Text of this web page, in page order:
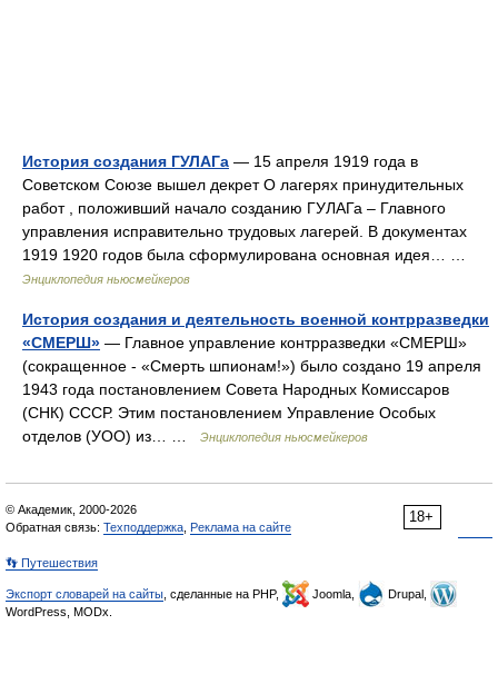
История создания ГУЛАГа — 15 апреля 1919 года в
Советском Союзе вышел декрет О лагерях принудительных
работ , положивший начало созданию ГУЛАГа – Главного
управления исправительно трудовых лагерей. В документах
1919 1920 годов была сформулирована основная идея… …
Энциклопедия ньюсмейкеров
История создания и деятельность военной контрразведки
«СМЕРШ» — Главное управление контрразведки «СМЕРШ»
(сокращенное ‑ «Смерть шпионам!») было создано 19 апреля
1943 года постановлением Совета Народных Комиссаров
(СНК) СССР. Этим постановлением Управление Особых
отделов (УОО) из… …
Энциклопедия ньюсмейкеров
18+
© Академик, 2000-2026
Обратная связь: Техподдержка Реклама на сайте
👣 Путешествия
Экспорт словарей на сайты , сделанные на PHP, Joomla,
Drupal,
WordPress, MODx.